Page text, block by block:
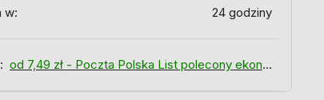
w: 24 godziny
od 7,49 zł - Poczta Polska List polecony ekonomiczny